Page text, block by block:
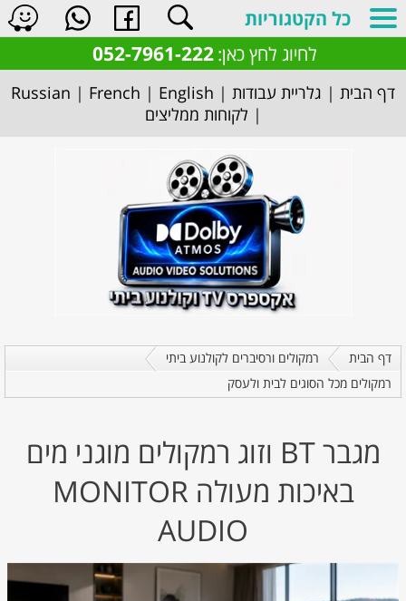
כל הקטגוריות
לחיוג לחץ כאן:052-7961-222
דף הבית | גלריית עבודות |
Russian | French | English
| לקוחות ממליצים
דף הבית
רמקולים ורסיברים לקולנוע ביתי
רמקולים מכל הסוגים לבית ולעסק
מגבר BT וזוג רמקולים מוגני מים
באיכות מעולה MONITOR
AUDIO